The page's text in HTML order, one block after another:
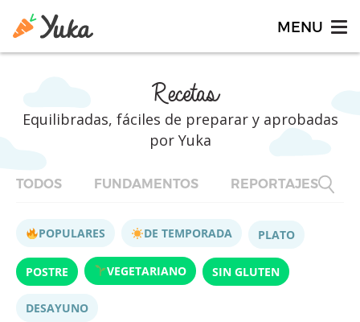
Recetas
Equilibradas, fáciles de preparar y aprobadas
por Yuka
TODOS FUNDAMENTOS REPORTAJES
POPULARES DE TEMPORADA PLATO
POSTRE VEGETARIANO SIN GLUTEN
DESAYUNO